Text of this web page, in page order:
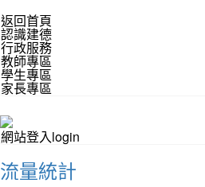
返回首頁
認識建德
行政服務
教師專區
學生專區
家長專區
網站登入login
流量統計